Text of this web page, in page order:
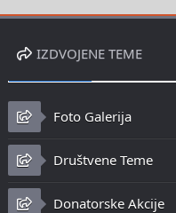
IZDVOJENE TEME
Foto Galerija
Društvene Teme
Donatorske Akcije